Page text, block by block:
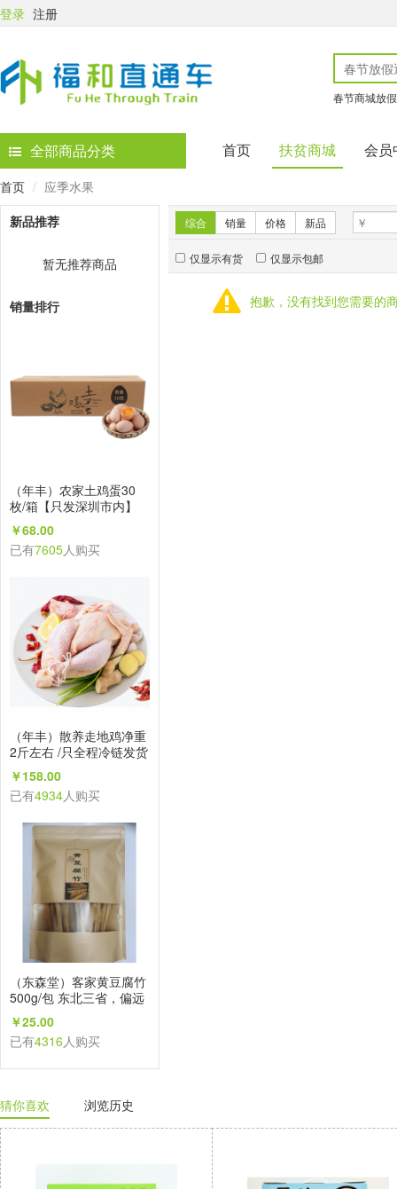
登录 注册
春节商城放
全部商品分类 首页 扶贫商城 会员
首页
应季水果
新品推荐
暂无推荐商品
销量排行
（年丰）农家土鸡蛋30
枚/箱【只发深圳市内】
￥68.00
已有7605人购买
（年丰）散养走地鸡净重
2斤左右 /只全程冷链发货
【只发深圳市内】
￥158.00
已有4934人购买
（东森堂）客家黄豆腐竹
500g/包 东北三省，偏远
地区不发
￥25.00
已有4316人购买
综合 销量 价格 新品
仅显示有货 仅显示包邮
抱歉，没有找到您需要的
猜你喜欢 浏览历史